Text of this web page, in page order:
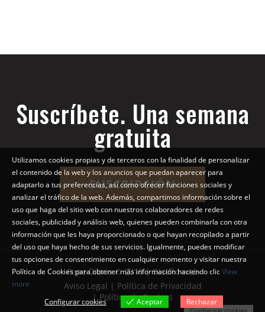
Suscríbete. Una semana
gratuita
SUSCRIPCIÓN
Pepe Diario © 2018 | Diseño web
Aviso Legal | Política de Privacidad
| Política de Cookies
Utilizamos cookies propias y de terceros con la finalidad de personalizar
el contenido de la web y los anuncios que puedan aparecer para
adaptarlo a tus preferencias, así como ofrecer funciones sociales y
analizar el tráfico de la web. Además, compartimos información sobre el
uso que haga del sitio web con nuestros colaboradores de redes
sociales, publicidad y análisis web, quienes pueden combinarla con otra
información que les haya proporcionado o que hayan recopilado a partir
del uso que haya hecho de sus servicios. Igualmente, puedes modificar
tus opciones de consentimiento en cualquier momento y visitar nuestra
Política de Cookies para obtener más información haciendo clicView
more
Configurar cookies
Aceptar Rechazar